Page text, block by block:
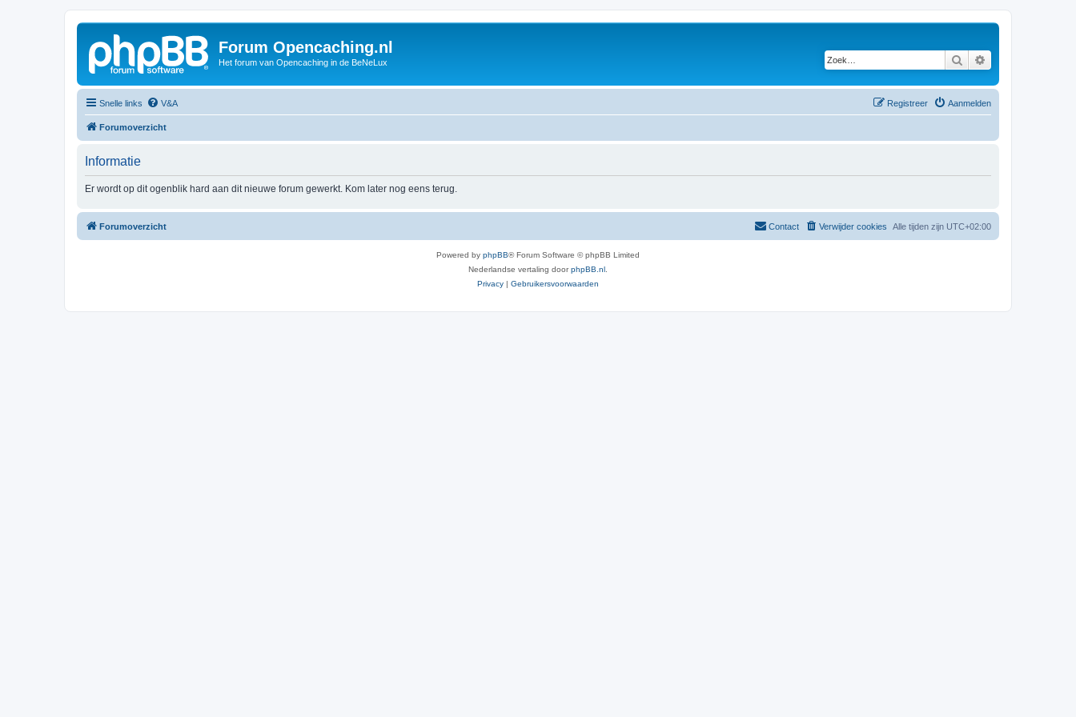
Forum Opencaching.nl
Het forum van Opencaching in de BeNeLux Zoek
Snelle links V&A Aanmelden
Registreer
Forumoverzicht
Informatie
Er wordt op dit ogenblik hard aan dit nieuwe forum gewerkt. Kom later nog eens terug.
Forumoverzicht Alle tijden zijn UTC+02:00
Verwijder cookies
Contact
Powered by phpBB® Forum Software © phpBB Limited
Nederlandse vertaling doorphpBB.nl
Privacy | Gebruikersvoorwaarden